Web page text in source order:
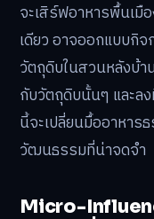
จะเสิร์ฟอาหารพื้นเมื
เดียว อาจออกแบบกิจ
วัตถุดิบในสวนหลังบ้า
กับวัตถุดิบนั้นๆ และล
นี้จะเปลี่ยนมื้ออาหาร
วัฒนธรรมที่น่าจดจำ
Micro-